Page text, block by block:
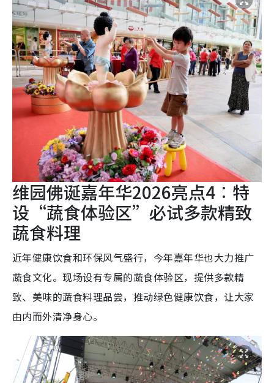
维园佛诞嘉年华2026亮点4︰特
设“蔬食体验区”必试多款精致
蔬食料理
近年健康饮食和环保风气盛行，今年嘉年华也大力推广
蔬食文化。现场设有专属的蔬食体验区，提供多款精
致、美味的蔬食料理品尝，推动绿色健康饮食，让大家
由内而外清净身心。